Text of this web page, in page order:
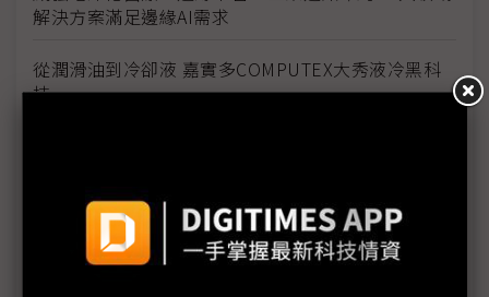
解決方案滿足邊緣AI需求
從潤滑油到冷卻液 嘉實多COMPUTEX大秀液冷黑科
技
NVIDIA驅動的超級電腦為台灣研究帶來大躍進
PROMISE Technology於COMPUTEX 2025展 AI儲存